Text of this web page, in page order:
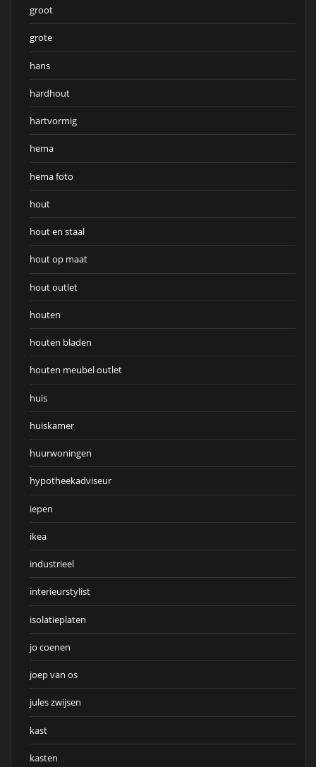
groot
grote
hans
hardhout
hartvormig
hema
hema foto
hout
hout en staal
hout op maat
hout outlet
houten
houten bladen
houten meubel outlet
huis
huiskamer
huurwoningen
hypotheekadviseur
iepen
ikea
industrieel
interieurstylist
isolatieplaten
jo coenen
joep van os
jules zwijsen
kast
kasten